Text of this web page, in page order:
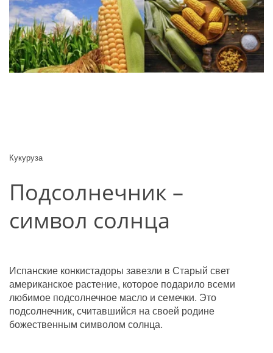
Кукуруза
Подсолнечник –
символ солнца
Испанские конкистадоры завезли в Старый свет
американское растение, которое подарило всеми
любимое подсолнечное масло и семечки. Это
подсолнечник, считавшийся на своей родине
божественным символом солнца.